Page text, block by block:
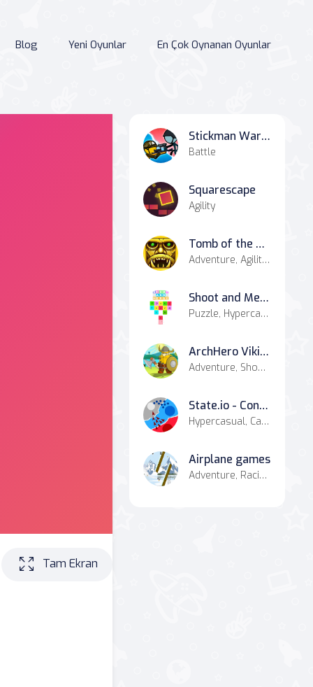
Blog Yeni Oyunlar En Çok Oynanan Oyunlar
Tam Ekran
Stickman Warfield
Battle
Squarescape
Agility
Tomb of the Mark 2
Adventure, Agility, Casual
Shoot and Merge the numbers
Puzzle, Hypercasual, Board, Casual
ArchHero Viking Story
Adventure, Shooter, Hypercasual, Battle, Casual, Strategy
State.io - Conquer the World
Hypercasual, Casual
Airplane games
Adventure, Racing & Driving, Agility, Basketball, Casual